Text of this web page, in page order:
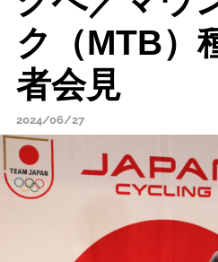
ク（MTB）
者会見
2024/06/27